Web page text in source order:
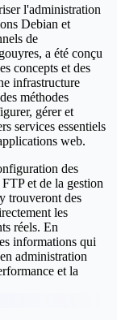
l'administration
Debian et
de
a été conçu
concepts et des
infrastructure
méthodes
gérer et
services essentiels
web.
des
et de la gestion
trouveront des
les
réels. En
informations qui
administration
et la